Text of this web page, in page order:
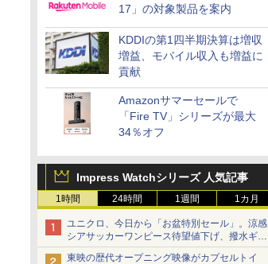
17」の対象製品を案内
KDDIの第1四半期決算は増収
増益、モバイル収入も増益に
貢献
Amazonサマーセールで
「Fire TV」シリーズが最大
34％オフ
Impress Watchシリーズ 人気記事
1時間 24時間 1週間 1カ月
ユニクロ、今日から「お盆特別セール」。涼感
シアサッカーワンピース待望値下げ、撥水ギア
ショーツは1990円に
東映の歴代オープニング映像がカプセルトイ